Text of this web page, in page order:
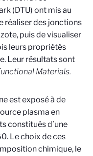
(DTU) ont mis au
réaliser des jonctions
puis de visualiser
leurs propriétés
Leur résultats sont
Materials.
est exposé à de
plasma en
constitués d’une
Le choix de ces
chimique, le